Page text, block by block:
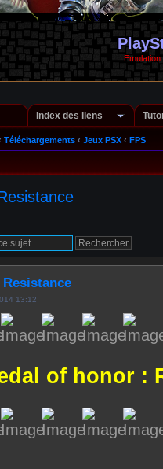
Index des liens
Téléchargements ‹ Jeux PSX ‹ FPS
13:12
of honor :